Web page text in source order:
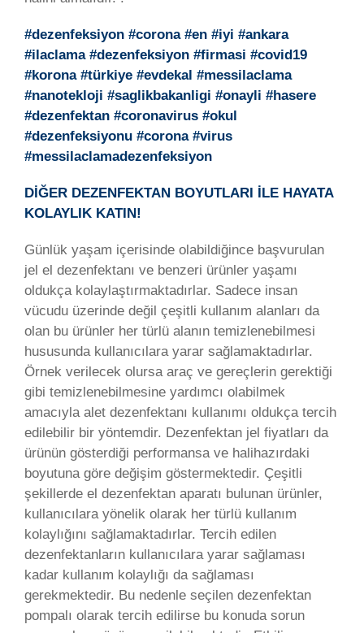
#dezenfeksiyon #corona #en #iyi #ankara
#ilaclama #dezenfeksiyon #firmasi #covid19
#korona #türkiye #evdekal #messilaclama
#nanotekloji #saglikbakanligi #onayli #hasere
#dezenfektan #coronavirus #okul
#dezenfeksiyonu #corona #virus
#messilaclamadezenfeksiyon
DİĞER DEZENFEKTAN BOYUTLARI İLE HAYATA
KOLAYLIK KATIN!
Günlük yaşam içerisinde olabildiğince başvurulan
jel el dezenfektanı ve benzeri ürünler yaşamı
oldukça kolaylaştırmaktadırlar. Sadece insan
vücudu üzerinde değil çeşitli kullanım alanları da
olan bu ürünler her türlü alanın temizlenebilmesi
hususunda kullanıcılara yarar sağlamaktadırlar.
Örnek verilecek olursa araç ve gereçlerin gerektiği
gibi temizlenebilmesine yardımcı olabilmek
amacıyla alet dezenfektanı kullanımı oldukça tercih
edilebilir bir yöntemdir. Dezenfektan jel fiyatları da
ürünün gösterdiği performansa ve halihazırdaki
boyutuna göre değişim göstermektedir. Çeşitli
şekillerde el dezenfektan aparatı bulunan ürünler,
kullanıcılara yönelik olarak her türlü kullanım
kolaylığını sağlamaktadırlar. Tercih edilen
dezenfektanların kullanıcılara yarar sağlaması
kadar kullanım kolaylığı da sağlaması
gerekmektedir. Bu nedenle seçilen dezenfektan
pompalı olarak tercih edilirse bu konuda sorun